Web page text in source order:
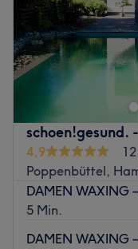
schoen!gesund.
4,9
Poppenbüttel,
DAMEN WAXING
5 Min.
DAMEN WAXING